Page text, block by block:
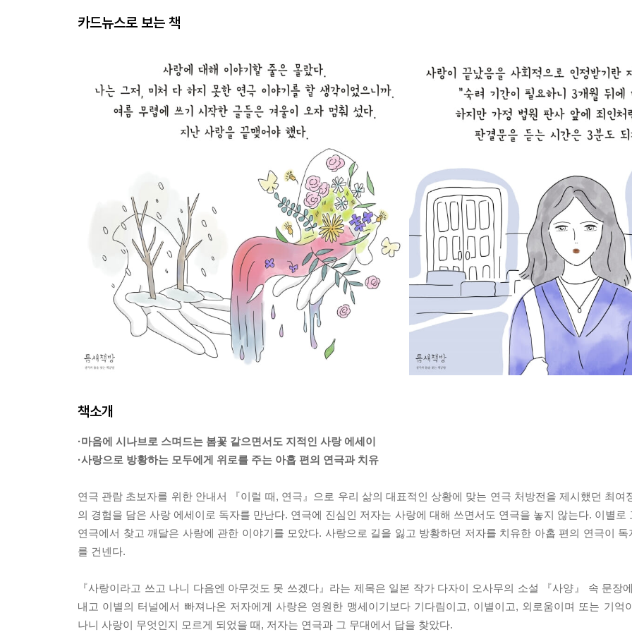
카드뉴스로 보는 책
책소개
·마음에 시나브로 스며드는 봄꽃 같으면서도 지적인 사랑 에세이
·사랑으로 방황하는 모두에게 위로를 주는 아홉 편의 연극과 치유
연극 관람 초보자를 위한 안내서 『이럴 때, 연극』으로 우리 삶의 대표적인 상황에 맞는 연극 처방전을 제시했던 최여
의 경험을 담은 사랑 에세이로 독자를 만난다. 연극에 진심인 저자는 사랑에 대해 쓰면서도 연극을 놓지 않는다. 이별로
연극에서 찾고 깨달은 사랑에 관한 이야기를 모았다. 사랑으로 길을 잃고 방황하던 저자를 치유한 아홉 편의 연극이
를 건넨다.
『사랑이라고 쓰고 나니 다음엔 아무것도 못 쓰겠다』라는 제목은 일본 작가 다자이 오사무의 소설 『사양』 속 문장
내고 이별의 터널에서 빠져나온 저자에게 사랑은 영원한 맹세이기보다 기다림이고, 이별이고, 외로움이며 또는 기억
나니 사랑이 무엇인지 모르게 되었을 때, 저자는 연극과 그 무대에서 답을 찾았다.